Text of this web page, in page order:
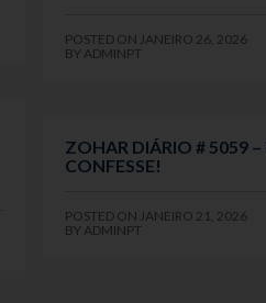
POSTED ON JANEIRO 26, 2026
BY ADMINPT
ZOHAR DIÁRIO # 5059 –
CONFESSE!
POSTED ON JANEIRO 21, 2026
BY ADMINPT